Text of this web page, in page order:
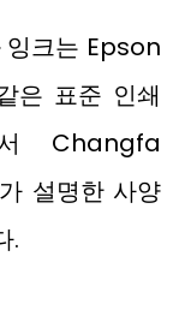
잉크는 Epson
은 표준 인쇄
서 Changfa
설명한 사양
.